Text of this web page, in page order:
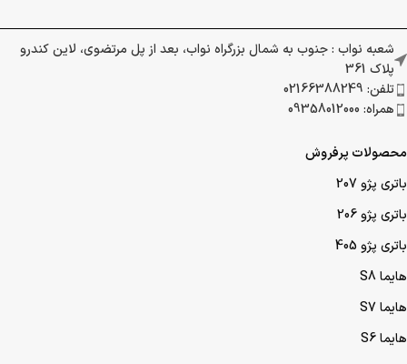
شعبه نواب : جنوب به شمال بزرگراه نواب، بعد از پل مرتضوی، لاین کندرو
پلاک 361
تلفن: 02166388249
همراه: 09358012000
محصولات پرفروش
باتری پژو 207
باتری پژو 206
باتری پژو 405
هایما S8
هایما S7
هایما S6